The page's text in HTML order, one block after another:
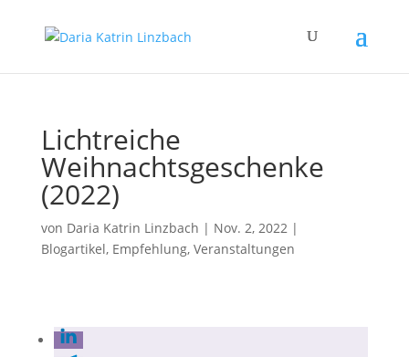
Lichtreiche
Weihnachtsgeschenke
(2022)
von Daria Katrin Linzbach | Nov. 2, 2022|
Blogartikel, Empfehlung, Veranstaltungen